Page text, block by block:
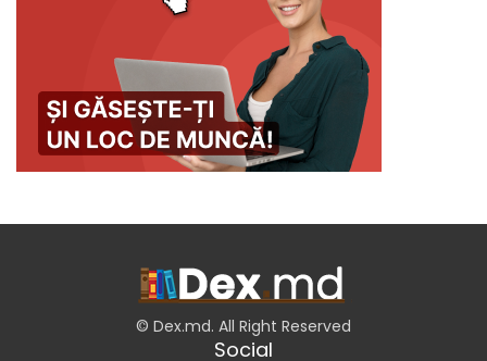
© Dex.md. All Right Reserved
Social